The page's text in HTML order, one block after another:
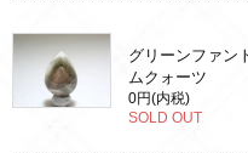
グリーンファン
ムクォーツ
0円(内税)
SOLD OUT